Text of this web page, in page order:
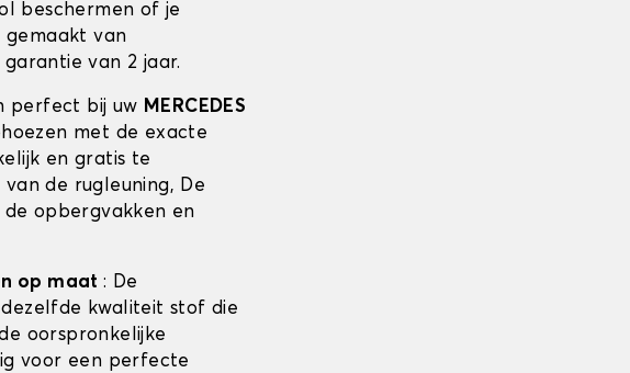
beschermen of je
gemaakt van
van 2 jaar.
perfect bij uw MERCEDES
met de exacte
en gratis te
de rugleuning, De
de opbergvakken en
op maat: De
kwaliteit stof die
oorspronkelijke
voor een perfecte